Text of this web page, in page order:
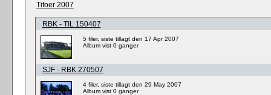
Tifoer 2007
RBK - TIL 150407
5 filer, siste tillagt den 17 Apr 2007
Album vist 0 ganger
SJF - RBK 270507
4 filer, siste tillagt den 29 May 2007
Album vist 0 ganger